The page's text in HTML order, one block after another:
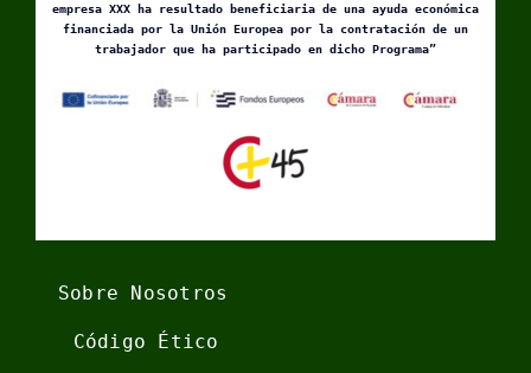
empresa XXX ha resultado beneficiaria de una ayuda económica
financiada por la Unión Europea por la contratación de un
trabajador que ha participado en dicho Programa”
Sobre Nosotros
Código Ético